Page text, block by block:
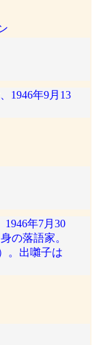
1946年9月13
年7月30
の落語家。
。出囃子は